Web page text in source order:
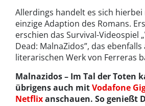
Allerdings handelt es sich
einzige Adaption des Romans.
erschien das Survival-Videospiel
Dead: MalnaZidos”, das
literarischen Werk von Ferreras
Malnazidos – Im Tal der Toten
übrigens auch mitVodafone
Netflixanschauen. So genießt